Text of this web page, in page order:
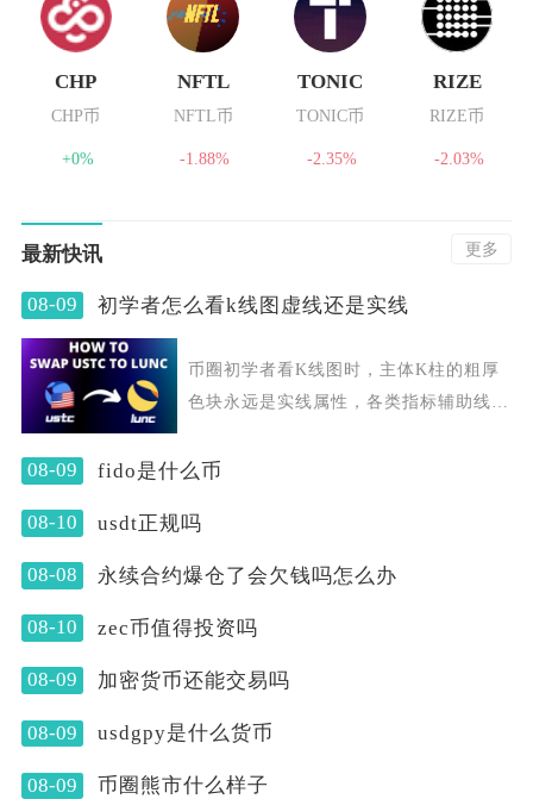
CHP
CHP币
+0%
NFTL
NFTL币
-1.88%
TONIC
TONIC币
-2.35%
RIZE
RIZE币
-2.03%
最新快讯 更多
08-09 初学者怎么看k线图虚线还是实线
币圈初学者看K线图时，主体K柱的粗厚
色块永远是实线属性，各类指标辅助线里
08-09 fido是什么币
08-10 usdt正规吗
08-08 永续合约爆仓了会欠钱吗怎么办
08-10 zec币值得投资吗
08-09 加密货币还能交易吗
08-09 usdgpy是什么货币
08-09 币圈熊市什么样子